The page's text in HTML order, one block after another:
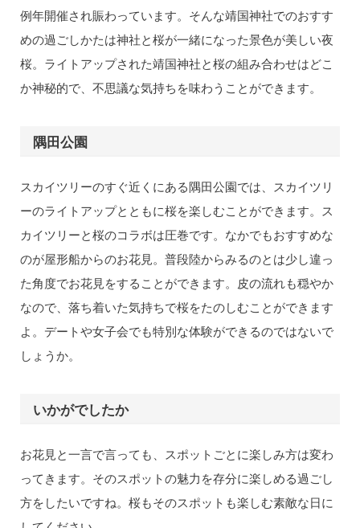
例年開催され賑わっています。そんな靖国神社でのおすす
めの過ごしかたは神社と桜が一緒になった景色が美しい夜
桜。ライトアップされた靖国神社と桜の組み合わせはどこ
か神秘的で、不思議な気持ちを味わうことができます。
隅田公園
スカイツリーのすぐ近くにある隅田公園では、スカイツリ
ーのライトアップとともに桜を楽しむことができます。ス
カイツリーと桜のコラボは圧巻です。なかでもおすすめな
のが屋形船からのお花見。普段陸からみるのとは少し違っ
た角度でお花見をすることができます。皮の流れも穏やか
なので、落ち着いた気持ちで桜をたのしむことができます
よ。デートや女子会でも特別な体験ができるのではないで
しょうか。
いかがでしたか
お花見と一言で言っても、スポットごとに楽しみ方は変わ
ってきます。そのスポットの魅力を存分に楽しめる過ごし
方をしたいですね。桜もそのスポットも楽しむ素敵な日に